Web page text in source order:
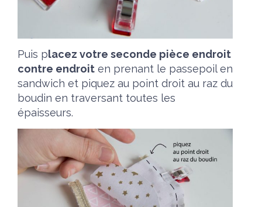
Puis placez votre seconde pièce endroit
contre endroit en prenant le passepoil en
sandwich et piquez au point droit au raz du
boudin en traversant toutes les
épaisseurs.